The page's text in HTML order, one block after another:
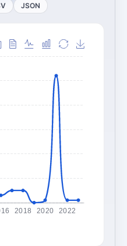
JSON
2018 2020 2022